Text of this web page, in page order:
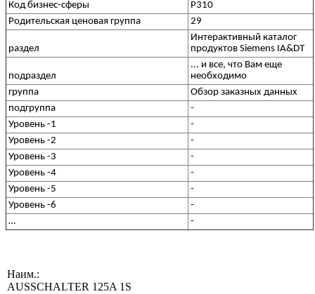
Код бизнес-сферы
P310
Родительская ценовая группа
29
раздел
Интерактивный каталог
продуктов Siemens IA&DT
подраздел
... и все, что Вам еще
необходимо
группа
Обзор заказных данных
подгруппа
-
Уровень -1
-
Уровень -2
-
Уровень -3
-
Уровень -4
-
Уровень -5
-
Уровень -6
-
…
-
Наим.:
AUSSCHALTER 125A 1S